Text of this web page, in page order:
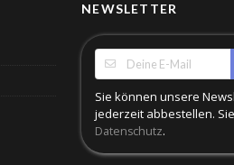
NEWSLETTER
Sie können unsere
jederzeit abbestellen.
Datenschutz.